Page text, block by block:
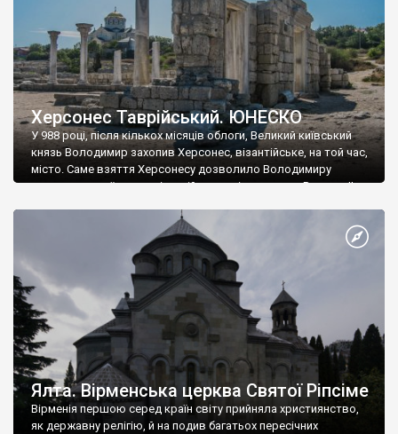
Херсонес Таврійський. ЮНЕСКО
У 988 році, після кількох місяців облоги, Великий київський
князь Володимир захопив Херсонес, візантійське, на той час,
місто. Саме взяття Херсонесу дозволило Володимиру
диктувати свої умови візантійському імператору Василю ІІ, та
Херсонесі Володимир-язичник, став Василем-християнином.
А потім було Хрещення Русі. На честь Херсонесу Таврійського
Ялта. Вірменська церква Святої Ріпсіме
Вірменія першою серед країн світу прийняла християнство,
як державну релігію, й на подив багатьох пересічних